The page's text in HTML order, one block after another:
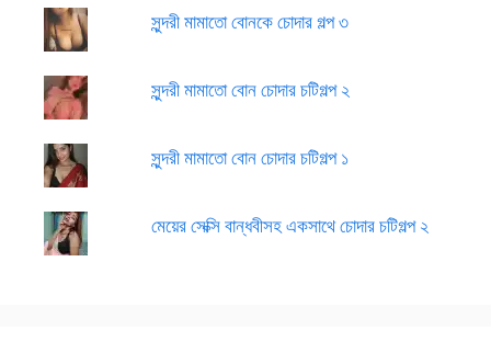
সুন্দরী মামাতো বোনকে চোদার গল্প ৩
সুন্দরী মামাতো বোন চোদার চটিগল্প ২
সুন্দরী মামাতো বোন চোদার চটিগল্প ১
মেয়ের সেক্সি বান্ধবীসহ একসাথে চোদার চটিগল্প ২